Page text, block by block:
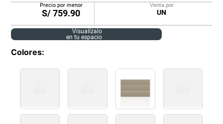
Precio por menor
S/759.90
Venta por
UN
Visualízalo
en tu espacio
Colores